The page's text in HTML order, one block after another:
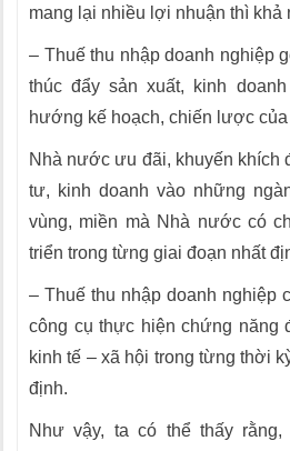
mang lại nhiều lợi nhuận thì khả
– Thuế thu nhập doanh nghiệp
thúc đẩy sản xuất, kinh
hướng kế hoạch, chiến lược
Nhà nước ưu đãi, khuyến khích
tư, kinh doanh vào những
vùng, miền mà Nhà nước có
triển trong từng giai đoạn nhất
– Thuế thu nhập doanh nghiệp
công cụ thực hiện chứng năng
kinh tế – xã hội trong từng thời
định.
Như vậy, ta có thể thấy rằng,